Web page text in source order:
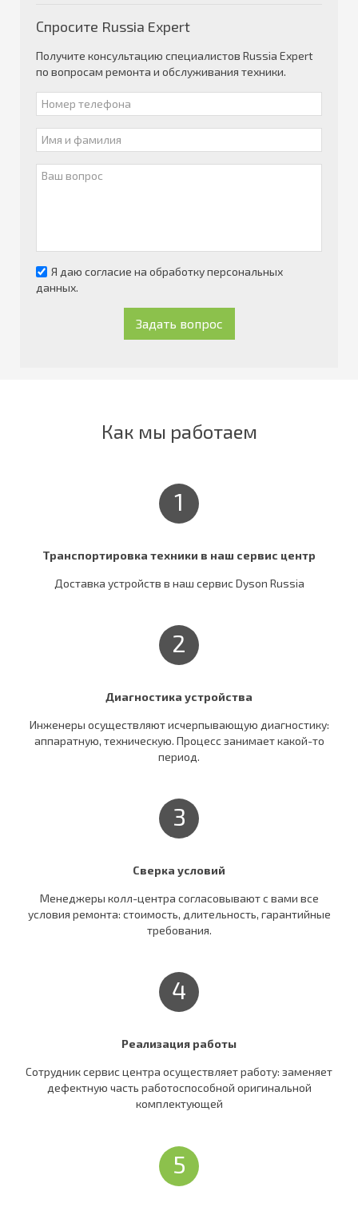
Спросите Russia Expert
Получите консультацию специалистов Russia Expert
по вопросам ремонта и обслуживания техники.
Я даю согласие на обработку персональных
данных.
Задать вопрос
Как мы работаем
1
Транспортировка техники в наш сервис центр
Доставка устройств в наш сервис Dyson Russia
2
Диагностика устройства
Инженеры осуществляют исчерпывающую диагностику:
аппаратную, техническую. Процесс занимает какой-то
период.
3
Сверка условий
Менеджеры колл-центра согласовывают c вами все
условия ремонта: стоимость, длительность, гарантийные
требования.
4
Реализация работы
Сотрудник сервис центра осуществляет работу: заменяет
дефектную часть работоспособной оригинальной
комплектующей
5